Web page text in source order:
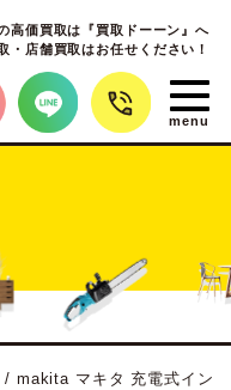
高価買取は『買取ドーーン』へ
・店舗買取はお任せください！
/ makita マキタ 充電式イン